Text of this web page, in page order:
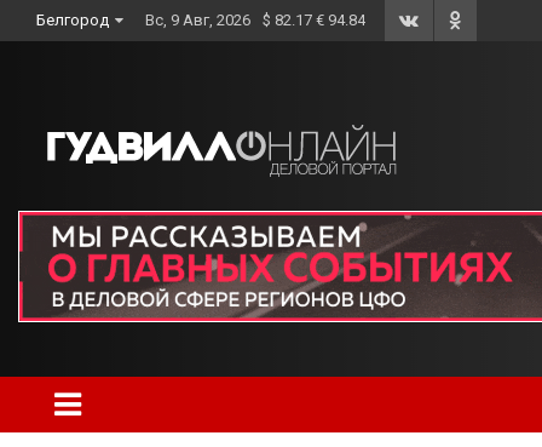
to
Белгород Вс, 9 Авг, 2026 $ 82.17 € 94.84